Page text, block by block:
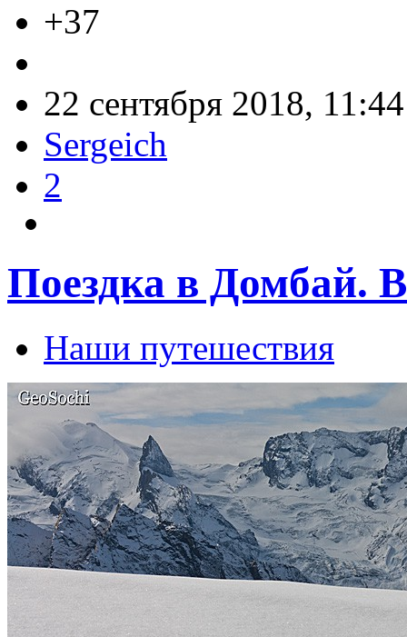
+37
22 сентября 2018, 11:44
Sergeich
2
Поездка в Домбай.
Наши путешествия